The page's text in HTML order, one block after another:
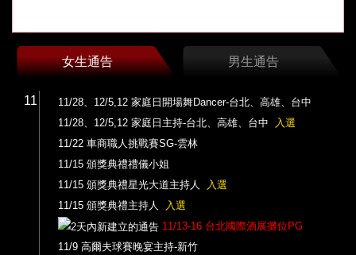
女生通告 男生通告
11
11/28、12/5,12 家庭日開場舞Dancer-台北、高雄、台中
11/28、12/5,12 家庭日主持-台北、高雄、台中
入選
11/22 車商職人挑戰賽SG-雲林
11/15 頒獎典禮禮儀小姐
11/15 頒獎典禮星光大道主持人
入選
11/15 頒獎典禮主持人
入選
11/13-16 台北國際酒展攤位PG
11/9 高爾夫球賽晚宴主持-新竹